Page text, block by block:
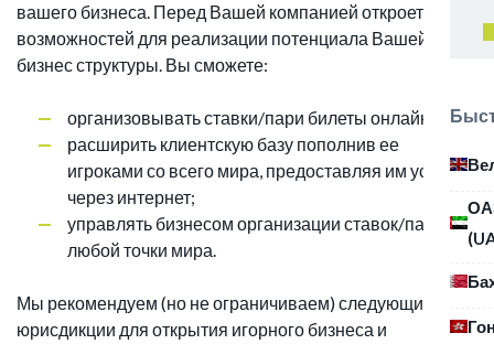
вашего бизнеса. Перед Вашей компанией откроется ряд
возможностей для реализации потенциала Вашей
бизнес структуры. Вы сможете:
организовывать ставки/пари билеты онлайн;
расширить клиентскую базу пополнив ее
игроками со всего мира, предоставляя им услуги
через интернет;
управлять бизнесом организации ставок/пари из
любой точки мира.
Мы рекомендуем (но не ограничиваем) следующие
юрисдикции для открытия игорного бизнеса и